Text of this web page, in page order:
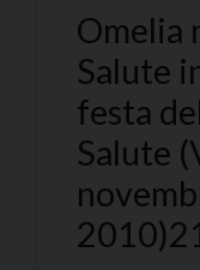
Omelia
Salute
festa
Salute
2010)